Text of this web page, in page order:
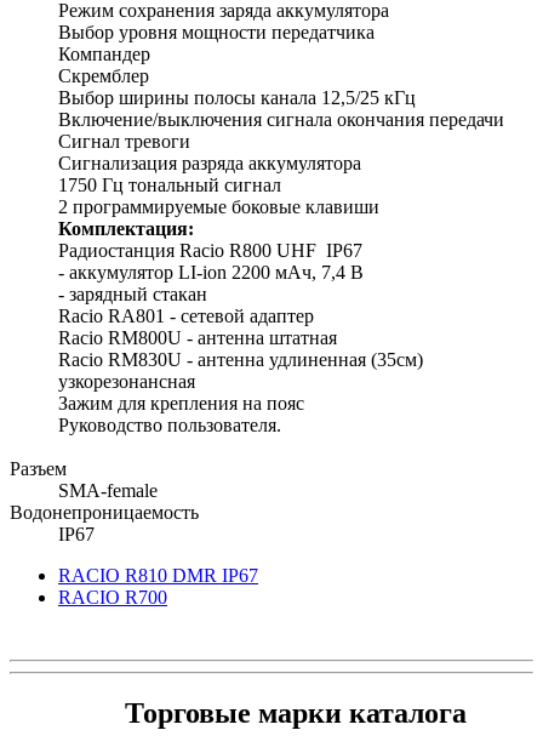
Режим сохранения заряда аккумулятора
Выбор уровня мощности передатчика
Компандер
Скремблер
Выбор ширины полосы канала 12,5/25 кГц
Включение/выключения сигнала окончания передачи
Сигнал тревоги
Сигнализация разряда аккумулятора
1750 Гц тональный сигнал
2 программируемые боковые клавиши
Комплектация:
Радиостанция Racio R800 UHF IP67
- аккумулятор LI-ion 2200 мАч, 7,4 В
- зарядный стакан
Racio RA801 - сетевой адаптер
Racio RM800U - антенна штатная
Racio RM830U - антенна удлиненная (35см)
узкорезонансная
Зажим для крепления на пояс
Руководство пользователя.
Разъем
SMA-female
Водонепроницаемость
IP67
RACIO R810 DMR IP67
RACIO R700
Торговые марки каталога